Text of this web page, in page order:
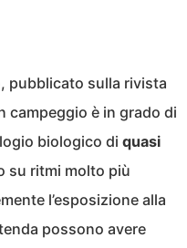
pubblicato sulla rivista
campeggio è in grado di
biologico di quasi
su ritmi molto più
l’esposizione alla
possono avere